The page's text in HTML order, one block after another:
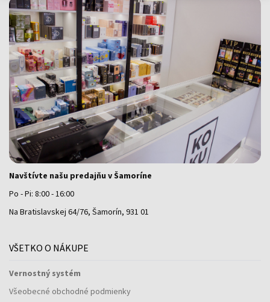
Navštívte našu predajňu v Šamoríne
Po - Pi: 8:00 - 16:00
Na Bratislavskej 64/76, Šamorín, 931 01
VŠETKO O NÁKUPE
Vernostný systém
Všeobecné obchodné podmienky